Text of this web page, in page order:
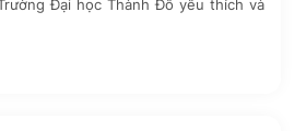
Đại học Thành Đô yêu thích và